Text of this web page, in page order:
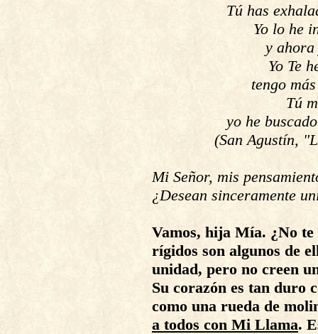
Tú has
Yo lo he
y
Yo Te
tengo
Tú
yo he
(San Agustín,
Mi Señor, mis
¿Desean sinceramente
Vamos, hija Mía. ¿No
rígidos son algunos de
unidad, pero no creen
Su corazón es tan duro
como una rueda de
a todos con Mi Llama.